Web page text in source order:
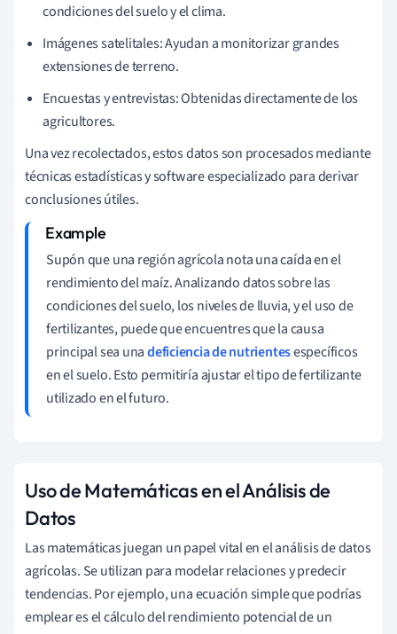
condiciones del suelo y el clima.
Imágenes satelitales: Ayudan a monitorizar grandes
extensiones de terreno.
Encuestas y entrevistas: Obtenidas directamente de los
agricultores.
Una vez recolectados, estos datos son procesados mediante
técnicas estadísticas y software especializado para derivar
conclusiones útiles.
Supón que una región agrícola nota una caída en el
rendimiento del maíz. Analizando datos sobre las
condiciones del suelo, los niveles de lluvia, y el uso de
fertilizantes, puede que encuentres que la causa
principal sea unadeficiencia de nutrientesespecíficos
en el suelo. Esto permitiría ajustar el tipo de fertilizante
utilizado en el futuro.
Uso de Matemáticas en el Análisis de
Datos
Las matemáticas juegan un papel vital en el análisis de datos
agrícolas. Se utilizan para modelar relaciones y predecir
tendencias. Por ejemplo, una ecuación simple que podrías
emplear es el cálculo del rendimiento potencial de un